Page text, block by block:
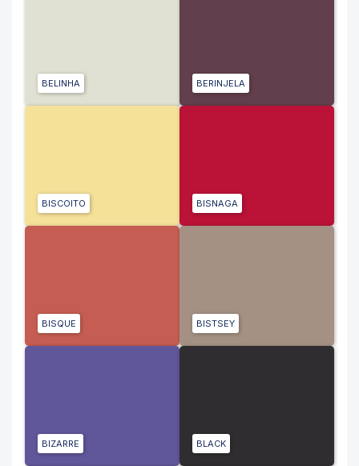
BELINHA BERINJELA
BISCOITO BISNAGA
BISQUE BISTSEY
BIZARRE BLACK